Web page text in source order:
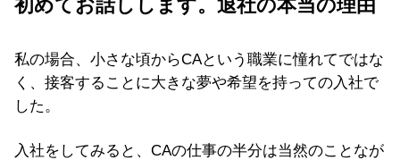
初めてお話しします。退社の本当の理由
私の場合、小さな頃からCAという職業に憧れてではな
く、接客することに大きな夢や希望を持っての入社で
した。
入社をしてみると、CAの仕事の半分は当然のことなが